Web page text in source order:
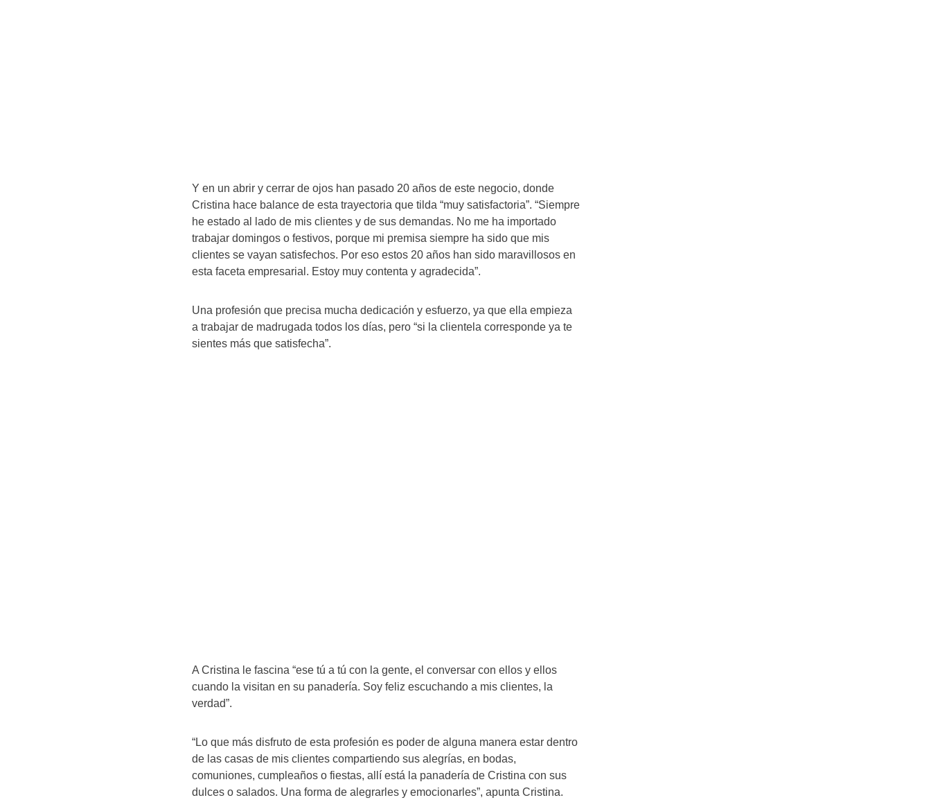
Y en un abrir y cerrar de ojos han pasado 20 años de este negocio, donde
Cristina hace balance de esta trayectoria que tilda “muy satisfactoria”. “Siempre
he estado al lado de mis clientes y de sus demandas. No me ha importado
trabajar domingos o festivos, porque mi premisa siempre ha sido que mis
clientes se vayan satisfechos. Por eso estos 20 años han sido maravillosos en
esta faceta empresarial. Estoy muy contenta y agradecida”.
Una profesión que precisa mucha dedicación y esfuerzo, ya que ella empieza
a trabajar de madrugada todos los días, pero “si la clientela corresponde ya te
sientes más que satisfecha”.
A Cristina le fascina “ese tú a tú con la gente, el conversar con ellos y ellos
cuando la visitan en su panadería. Soy feliz escuchando a mis clientes, la
verdad”.
“Lo que más disfruto de esta profesión es poder de alguna manera estar dentro
de las casas de mis clientes compartiendo sus alegrías, en bodas,
comuniones, cumpleaños o fiestas, allí está la panadería de Cristina con sus
dulces o salados. Una forma de alegrarles y emocionarles”, apunta Cristina.